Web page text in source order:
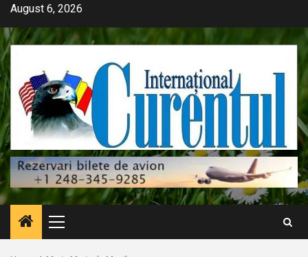
Skip
content
August 6, 2026
Primary
Menu